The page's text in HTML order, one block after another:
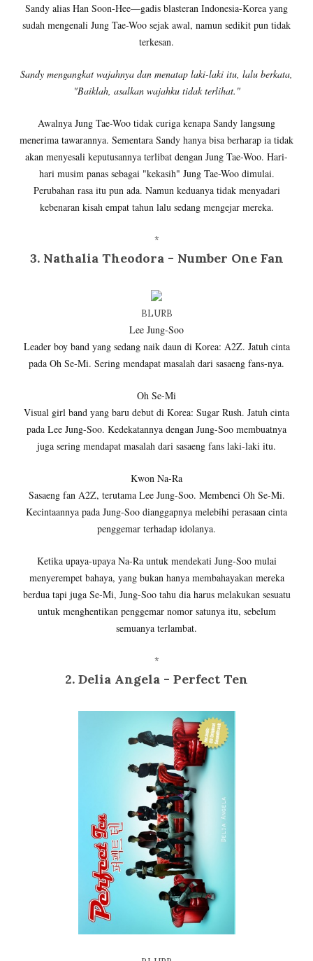
Sandy alias Han Soon-Hee—gadis blasteran Indonesia-Korea yang
sudah mengenali Jung Tae-Woo sejak awal, namun sedikit pun tidak
terkesan.
Sandy mengangkat wajahnya dan menatap laki-laki itu, lalu berkata,
"Baiklah, asalkan wajahku tidak terlihat."
Awalnya Jung Tae-Woo tidak curiga kenapa Sandy langsung
menerima tawarannya. Sementara Sandy hanya bisa berharap ia tidak
akan menyesali keputusannya terlibat dengan Jung Tae-Woo. Hari-
hari musim panas sebagai "kekasih" Jung Tae-Woo dimulai.
Perubahan rasa itu pun ada. Namun keduanya tidak menyadari
kebenaran kisah empat tahun lalu sedang mengejar mereka.
*
3. Nathalia Theodora - Number One Fan
BLURB
Lee Jung-Soo
Leader boy band yang sedang naik daun di Korea: A2Z. Jatuh cinta
pada Oh Se-Mi. Sering mendapat masalah dari sasaeng fans-nya.
Oh Se-Mi
Visual girl band yang baru debut di Korea: Sugar Rush. Jatuh cinta
pada Lee Jung-Soo. Kedekatannya dengan Jung-Soo membuatnya
juga sering mendapat masalah dari sasaeng fans laki-laki itu.
Kwon Na-Ra
Sasaeng fan A2Z, terutama Lee Jung-Soo. Membenci Oh Se-Mi.
Kecintaannya pada Jung-Soo dianggapnya melebihi perasaan cinta
penggemar terhadap idolanya.
Ketika upaya-upaya Na-Ra untuk mendekati Jung-Soo mulai
menyerempet bahaya, yang bukan hanya membahayakan mereka
berdua tapi juga Se-Mi, Jung-Soo tahu dia harus melakukan sesuatu
untuk menghentikan penggemar nomor satunya itu, sebelum
semuanya terlambat.
*
2. Delia Angela - Perfect Ten